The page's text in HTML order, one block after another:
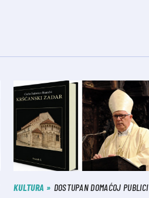
KULTURA DOSTUPAN DOMAĆOJ PUBLICI